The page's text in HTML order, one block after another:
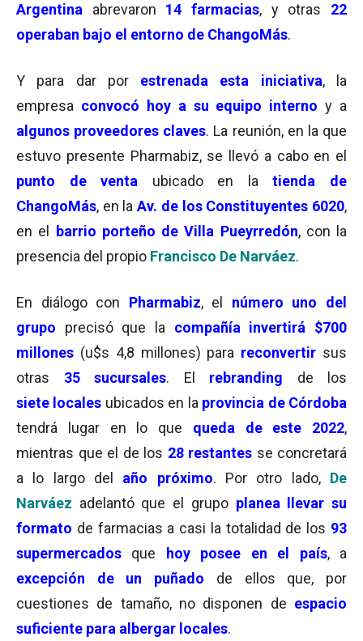
Argentina
abrevaron 14 farmacias, y otras 22
operaban bajo el entorno de ChangoMás.
Y para dar porestrenada esta iniciativa, la
empresa convocó hoy a su equipo interno y a
algunos proveedores claves. La reunión, en la que
estuvo presente Pharmabiz, se llevó a cabo en el
punto de venta ubicado en la tienda de
ChangoMás, en laAv. de los Constituyentes 6020,
en el
barrio porteño de Villa Pueyrredón,con la
presencia del propio Francisco De Narváez.
En diálogo con Pharmabiz, el número uno del
grupo
precisó que la compañía invertirá $700
millones (u$s 4,8 millones) para reconvertir sus
otras 35 sucursales. El rebranding
de los
siete locales ubicados en la provincia de Córdoba
tendrá lugar en lo que queda de este 2022,
mientras que el de los 28 restantes se concretará
a lo largo del año próximo. Por otro lado, De
Narváez adelantó que el grupo planea llevar su
formato de farmacias a casi la totalidad de los 93
supermercados
que hoy posee en el país, a
excepción de un puñado de ellos que, por
cuestiones de tamaño, no disponen de espacio
suficiente para albergar locales.